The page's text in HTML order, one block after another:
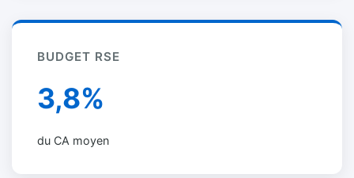
BUDGET RSE
3,8%
du CA moyen